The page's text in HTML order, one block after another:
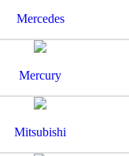
Mercedes
Mercury
Mitsubishi